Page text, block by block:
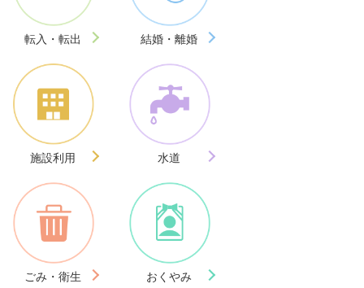
転入・転出 結婚・離婚
施設利用 水道
ごみ・衛生 おくやみ